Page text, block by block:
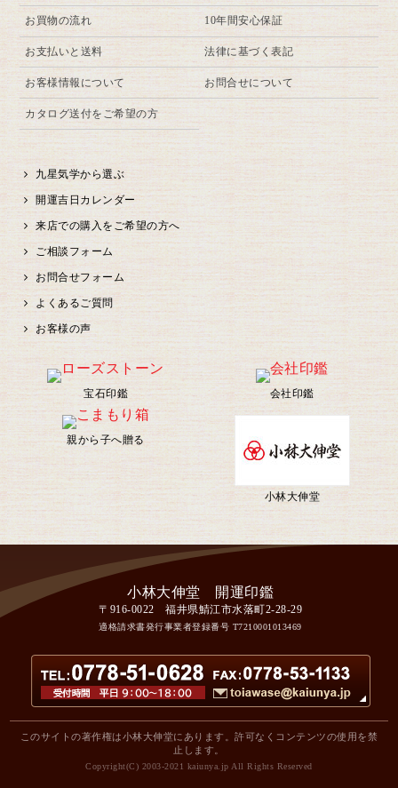
お買物の流れ 10年間安心保証
お支払いと送料 法律に基づく表記
お客様情報について お問合せについて
カタログ送付をご希望の方
九星気学から選ぶ
開運吉日カレンダー
来店での購入をご希望の方へ
ご相談フォーム
お問合せフォーム
よくあるご質問
お客様の声
宝石印鑑 会社印鑑
親から子へ贈る
小林大伸堂
〒916-0022 福井県鯖江市水落町2-28-29
適格請求書発行事業者登録番号 T7210001013469
このサイトの著作権は小林大伸堂にあります。許可なくコンテンツの使用を禁
止します。
Copyright(C) 2003-2021 kaiunya.jp All Rights Reserved